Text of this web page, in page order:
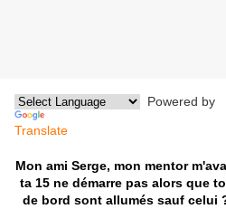
Powered by
Translate
Mon ami Serge, mon mentor
ta 15 ne démarre pas alors que
de bord sont allumés sauf celui